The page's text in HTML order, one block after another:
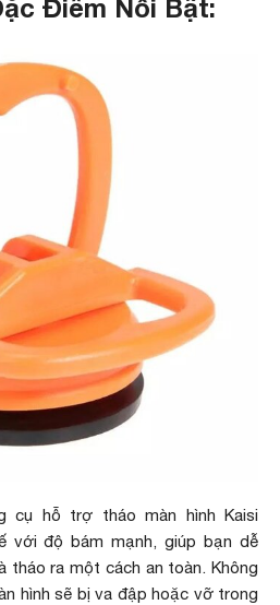
Điểm Nổi Bật:
cụ hỗ trợ tháo màn hình Kaisi
với độ bám mạnh, giúp bạn dễ
tháo ra một cách an toàn. Không
hình sẽ bị va đập hoặc vỡ trong